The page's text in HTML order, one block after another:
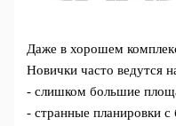
Даже в хорошем
Новички часто ведутся
- слишком большие
- странные планировки